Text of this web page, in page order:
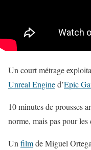
Un court métrage
Unreal Engined’Epic
10 minutes de prousses
norme, mais pas pour
Un filmde Miguel